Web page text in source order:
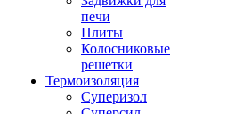
печи
Плиты
Колосниковые
решетки
Термоизоляция
Суперизол